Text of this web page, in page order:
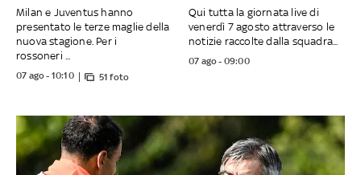
Milan e Juventus hanno
presentato le terze maglie della
nuova stagione. Per i
rossoneri ...
07 ago - 10:10 51 foto
Qui tutta la giornata live di
venerdì 7 agosto attraverso le
notizie raccolte dalla squadra...
07 ago - 09:00